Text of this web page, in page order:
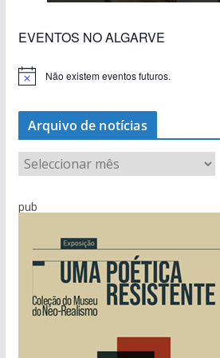
EVENTOS NO ALGARVE
Não existem eventos futuros.
Arquivo de notícias
r
q
pub